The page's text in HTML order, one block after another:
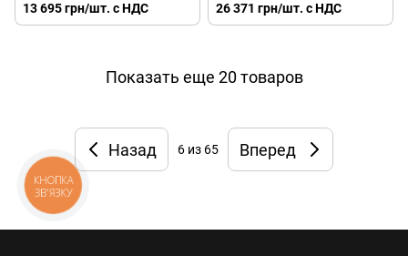
13 695 грн/шт. с НДС 26 371 грн/шт. с НДС
Показать еще 20 товаров
Назад 6 из 65 Вперед
КНОПКА
ЗВ'ЯЗКУ